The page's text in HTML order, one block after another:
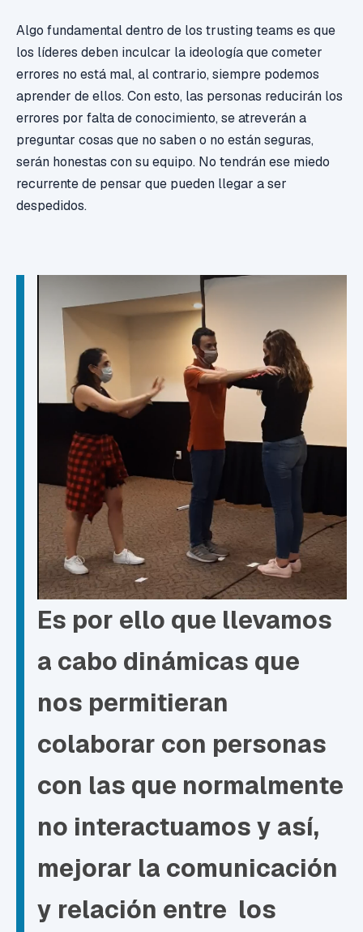
Algo fundamental dentro de los trusting teams es que
los líderes deben inculcar la ideología que cometer
errores no está mal, al contrario, siempre podemos
aprender de ellos. Con esto, las personas reducirán los
errores por falta de conocimiento, se atreverán a
preguntar cosas que no saben o no están seguras,
serán honestas con su equipo. No tendrán ese miedo
recurrente de pensar que pueden llegar a ser
despedidos.
Es por ello que llevamos
a cabo dinámicas que
nos permitieran
colaborar con personas
con las que normalmente
no interactuamos y así,
mejorar la comunicación
y relación entre los